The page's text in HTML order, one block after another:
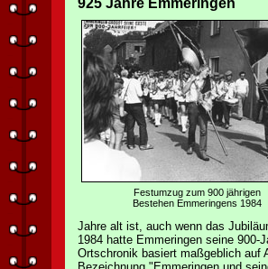
925 Jahre Emmeringen
Festumzug zum 900 jährigen
Bestehen Emmeringens 1984
Jahre alt ist, auch wenn das
1984 hatte Emmeringen seine 900-
Ortschronik basiert maßgeblich auf